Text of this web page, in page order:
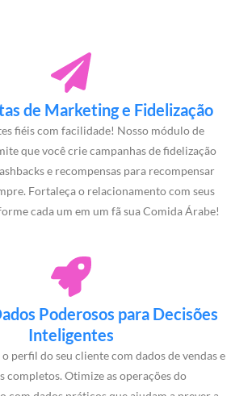
de Marketing e Fidelização
fiéis com facilidade! Nosso módulo de
que você crie campanhas de fidelização
e recompensas para recompensar
Fortaleça o relacionamento com seus
cada um em um fã sua Comida Árabe!
Poderosos para Decisões
Inteligentes
perfil do seu cliente com dados de vendas e
completos. Otimize as operações do